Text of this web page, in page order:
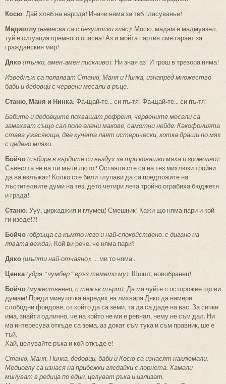
Косю: Дай хляб на народа! Иначи няма за теб гласуванье!
Медиоглу(намесва са с йезуитски глас): Мосю, мадам е мадмуазел,
туй е ситуация премного опасна! Аз и мойта партия сме гарант за
гражданския мир!
Дяко(тънко, амен-амен пискливо): Ни зная аз! И грош в трезора няма!
Изведнъж са появяват Станю, Маня и Нинка, изнапред множество
баби и дедовци с червени месали в ръце.
Станю, Маня и Нинка: Фа-щай-те... си пъ-тя! Фа-щай-те... си пъ-тя!
Бабите и дедовците похващат рефреня, червените месали са
замахват също сал поле алени макове, самотни нейде. Какофонията
става ужасяюща, две кучета лаят истерически, котка дращи по мях
с цедено мляко.
Бойчо(събира в гърдите си въздух за три ковашки мяха и громолно):
Съвестта не ва ли мъчи люто? Остаяли сте са на тез михлюзи тройни
да ва излъжат! Колко сте били глупави да са предложите на
лъстителните думи на тез, дето четири лета тройно ограбиха бюджетя
и града!
Станю: Ууу, циркаджия и глумец! Смешник! Кажи що няма пари и кой
ги изеде!?!
Бойчо(обръща са къмто него и най-спокойствено, с дигане на
лявата вежда): Кой ви рече, че няма пари?
Дяко(шъпти най-отчаяно): ... ми то няма...
Ценка(удря “чумбер” връз темето му): Шшшт, новобранец!
Бойчо(мужественно, с тежък търт): Да ма чуйте с осторожие що ви
думам! Преди минуточка наредих на лихваря Дяко да намери
слободни фондове, от който да са земи, та да са даде на вас. За сички
има, знайти одлично, че на който не ми е ревнал, нему не съм дал. Ни
ма интересува откъде са зема, аз докат съм тука и съм правник, ше е
тъй.
Хай, целувайте ръка и кой откъде е!
Станю, Маня, Нинка, дедовци, баби и Косю са изнасят наклюмали.
Медиоглу са изнася на прибежки гледайки с лорнета. Хамали
минуват в редица по един, целуват ръка и излизат.